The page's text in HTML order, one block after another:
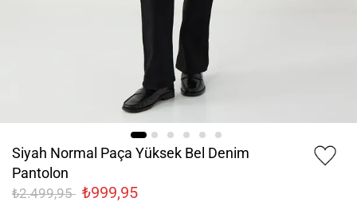
Siyah Normal Paça Yüksek Bel Denim
Pantolon
₺2.499,95 ₺999,95